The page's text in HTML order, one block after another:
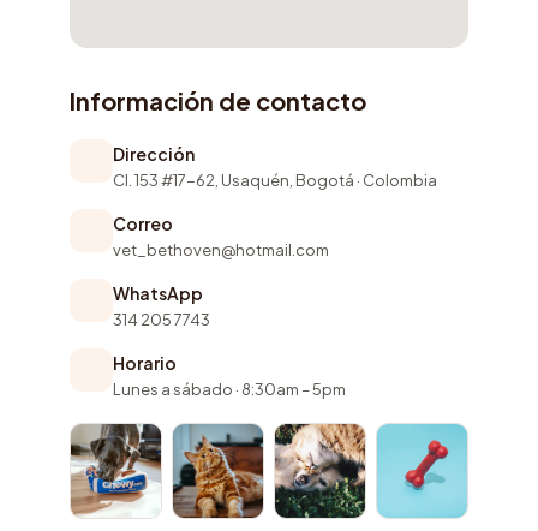
Información de contacto
Dirección
Cl. 153 #17-62, Usaquén, Bogotá · Colombia
Correo
vet_bethoven@hotmail.com
WhatsApp
314 205 7743
Horario
Lunes a sábado · 8:30am – 5pm